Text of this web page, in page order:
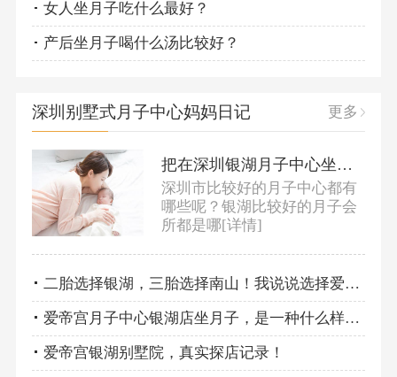
女人坐月子吃什么最好？
产后坐月子喝什么汤比较好？
深圳别墅式月子中心妈妈日记 更多
把在深圳银湖月子中心坐月子的最真实经历感想与你分享！
深圳市比较好的月子中心都有
哪些呢？银湖比较好的月子会
所都是哪[详情]
二胎选择银湖，三胎选择南山！我说说选择爱帝宫的理由
爱帝宫月子中心银湖店坐月子，是一种什么样的体验？
爱帝宫银湖别墅院，真实探店记录！